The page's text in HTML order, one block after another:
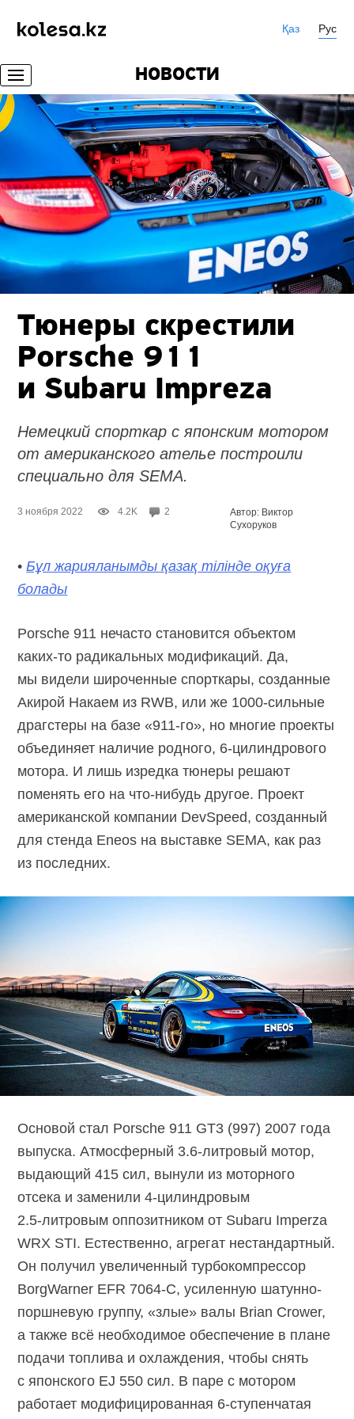
Қаз Рус
НОВОСТИ
Тюнеры скрестили
Porsche 911
и Subaru Impreza
Немецкий спорткар с японским мотором
от американского ателье построили
специально для SEMA.
3 ноября 2022 4.2K 2
Автор: Виктор
Сухоруков
•Бұл жарияланымды қазақ тілінде оқуға
болады
Porsche 911 нечасто становится объектом
каких-то радикальных модификаций. Да,
мы видели широченные спорткары, созданные
Акирой Накаем из RWB, или же 1000-сильные
драгстеры на базе«911-го», но многие проекты
объединяет наличие родного, 6-цилиндрового
мотора. И лишь изредка тюнеры решают
поменять его на что-нибудь другое. Проект
американской компании DevSpeed, созданный
для стенда Eneos на выставке SEMA, как раз
из последних.
Основой стал Porsche 911 GT3 (997) 2007 года
выпуска. Атмосферный 3.6-литровый мотор,
выдающий 415 сил, вынули из моторного
отсека и заменили4-цилиндровым
2.5-литровым оппозитником от Subaru Imperza
WRX STI. Естественно, агрегат нестандартный.
Он получил увеличенный турбокомпрессор
BorgWarner EFR 7064-C, усиленную шатунно-
поршневую группу, «злые» валы Brian Crower,
а также всё необходимое обеспечение в плане
подачи топлива и охлаждения, чтобы снять
с японского EJ 550 сил. В паре с мотором
работает модифицированная 6-ступенчатая